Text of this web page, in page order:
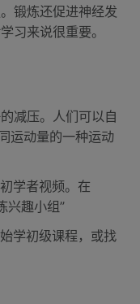
锻炼还促进神经发
习来说很重要。
减压。人们可以自
运动量的一种运动
学者视频。在
兴趣小组”
学初级课程，或找